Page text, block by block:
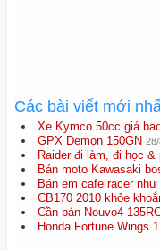
Các bài viết mới
Xe Kymco 50cc giá
GPX Demon 150GN
Raider đi làm, đi học
Bán moto Kawasaki
Bán em cafe racer
CB170 2010 khỏe
Cần bán Nouvo4
Honda Fortune Wings